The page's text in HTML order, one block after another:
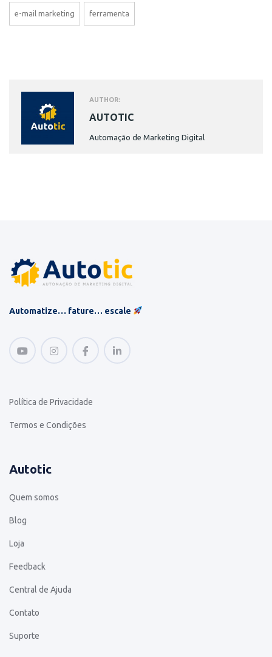
e-mail marketing ferramenta
AUTHOR:
AUTOTIC
Automação de Marketing Digital
Automatize… fature… escale
Política de Privacidade
Termos e Condições
Autotic
Quem somos
Blog
Loja
Feedback
Central de Ajuda
Contato
Suporte